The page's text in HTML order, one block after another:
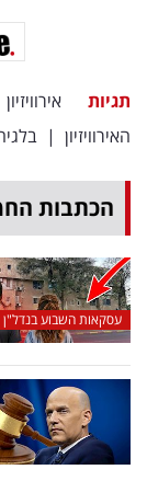
תגיות אירוויזיון
האירוויזיון |
הכתבות
עסקאות השבוע בנדל"ן